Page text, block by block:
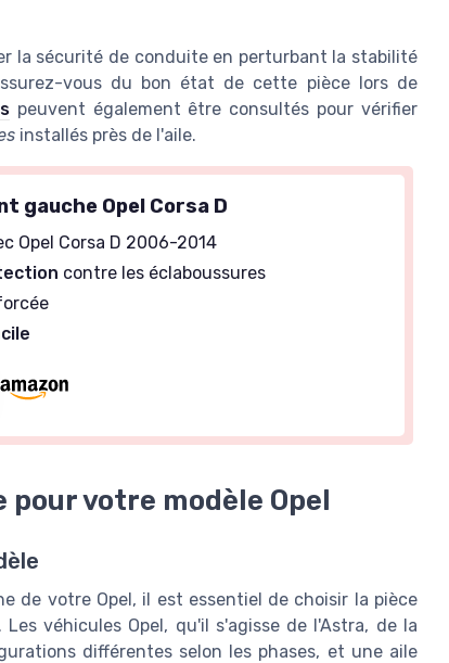
la sécurité de conduite en perturbant la stabilité
vous du bon état de cette pièce lors de
peuvent également être consultés pour vérifier
installés près de l'aile.
gauche Opel Corsa D
Opel Corsa D 2006-2014
contre les éclaboussures
votre modèle Opel
de votre Opel, il est essentiel de choisir la pièce
véhicules Opel, qu'il s'agisse de l'Astra, de la
différentes selon les phases, et une aile